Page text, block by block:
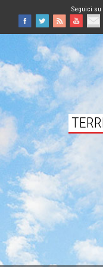
Facebook
Twitter
Feed